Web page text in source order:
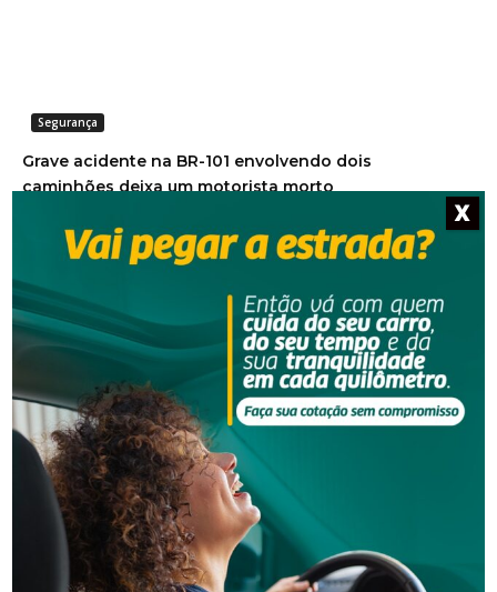
Segurança
Grave acidente na BR-101 envolvendo dois
caminhões deixa um motorista morto
Segurança
Corpo de homem é encontrado em rio
X